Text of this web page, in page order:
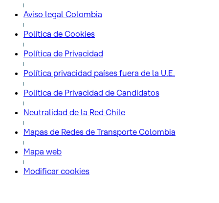
Aviso legal Colombia
Política de Cookies
Política de Privacidad
Política privacidad países fuera de la U.E.
Política de Privacidad de Candidatos
Neutralidad de la Red Chile
Mapas de Redes de Transporte Colombia
Mapa web
Modificar cookies